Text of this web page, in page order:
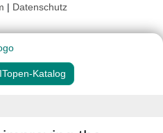
| Datenschutz
Katalog